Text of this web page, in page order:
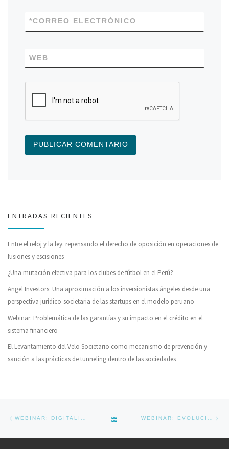
CORREO ELECTRÓNICO
*
WEB
ENTRADAS RECIENTES
Entre el reloj y la ley: repensando el derecho de oposición en operaciones de
fusiones y escisiones
¿Una mutación efectiva para los clubes de fútbol en el Perú?
Angel Investors: Una aproximación a los inversionistas ángeles desde una
perspectiva jurídico-societaria de las startups en el modelo peruano
Webinar: Problemática de las garantías y su impacto en el crédito en el
sistema financiero
El Levantamiento del Velo Societario como mecanismo de prevención y
sanción a las prácticas de tunneling dentro de las sociedades
WEBINAR: DIGITALIZACIÓN Y DERECHO DE SOCIEDADES EN TIEMPOS DE PANDEMIA BACK TO POST LIST WEBINAR: EVOLUCIÓN DE LA NORMATIVA LABORAL EN LA ÉPOCA DEL COVID-19